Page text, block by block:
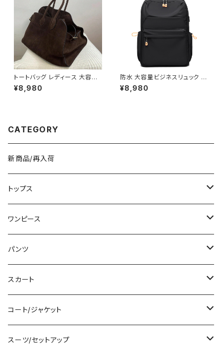
トートバッグ レディース 大容量
レザー調 ビッグバッグ シンプル
肩掛けバッグ 通勤バッグ 通学バ
¥8,980
防水 大容量ビジネスリュック メ
ンズ レディース PC対応 通勤通
学バッグ キャリーオン対応 軽量
¥8,980
CATEGORY
新商品/再入荷
トップス
Tシャツ/カットソー
タンクトップ/キャミソール
シャツ/ブラウス
ベアトップ/チューブトップ
カーディガン/ボレロ
ワンピース
ミニ/ショート
ミディアム/ミモレ
ロング/マキシ
袖付き
パンツ
ショート丈
クロップド丈
ロング丈
スカート
ミニ/ショート
ミディアム/ミモレ
コート/ジャケット
コート
スーツ/セットアップ